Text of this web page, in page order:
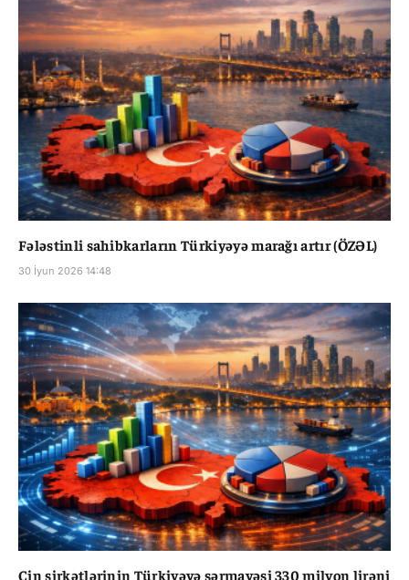
Fələstinli sahibkarların Türkiyəyə marağı artır (ÖZƏL)
30 İyun 2026 14:48
Çin şirkətlərinin Türkiyəyə sərmayəsi 330 milyon lirəni